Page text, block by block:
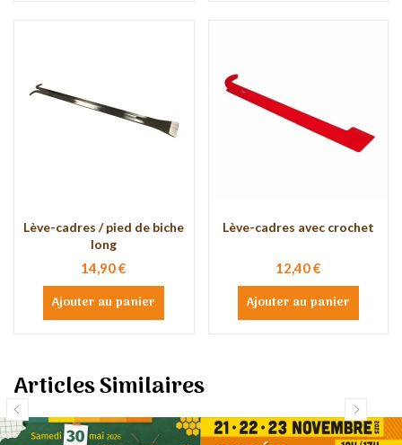
Lève-cadres / pied de biche
long
14,90 €
Ajouter au panier
Lève-cadres avec crochet
12,40 €
Ajouter au panier
Articles Similaires